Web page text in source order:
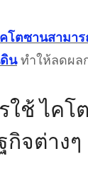
โตซานสามา
นทำให้ลดผล
ใช้ ไคโ
กิจต่างๆ